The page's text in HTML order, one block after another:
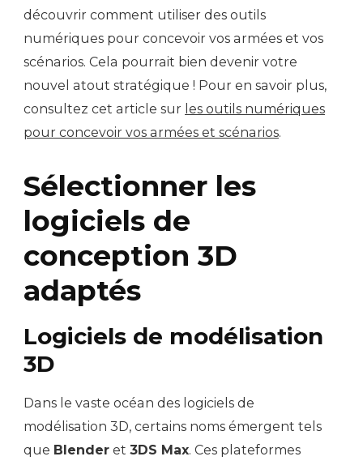
découvrir comment utiliser des outils
numériques pour concevoir vos armées et vos
scénarios. Cela pourrait bien devenir votre
nouvel atout stratégique ! Pour en savoir plus,
consultez cet article sur les outils numériques
pour concevoir vos armées et scénarios.
Sélectionner les
logiciels de
conception 3D
adaptés
Logiciels de modélisation
3D
Dans le vaste océan des logiciels de
modélisation 3D, certains noms émergent tels
que Blender et 3DS Max. Ces plateformes